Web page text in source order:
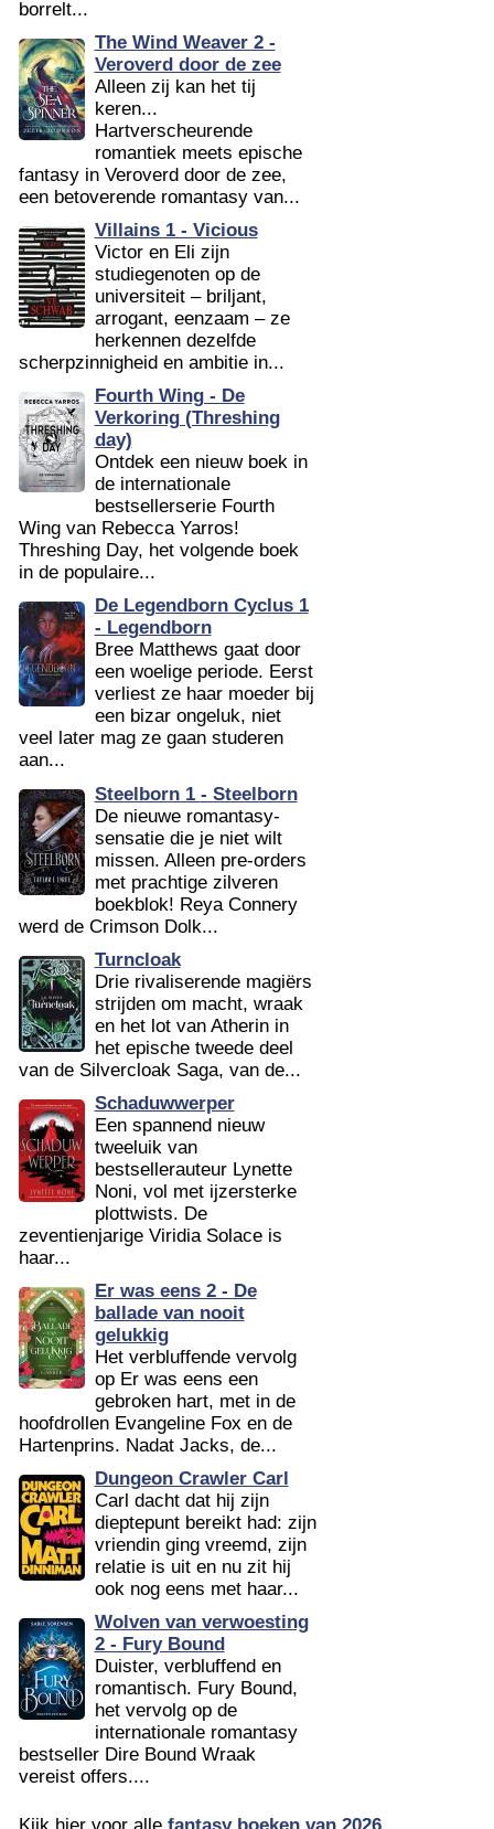
borrelt...
The Wind Weaver 2 -
Veroverd door de zee
Alleen zij kan het tij
keren...
Hartverscheurende
romantiek meets epische
fantasy in Veroverd door de zee,
een betoverende romantasy van...
Villains 1 - Vicious
Victor en Eli zijn
studiegenoten op de
universiteit – briljant,
arrogant, eenzaam – ze
herkennen dezelfde
scherpzinnigheid en ambitie in...
Fourth Wing - De
Verkoring (Threshing
day)
Ontdek een nieuw boek in
de internationale
bestsellerserie Fourth
Wing van Rebecca Yarros!
Threshing Day, het volgende boek
in de populaire...
De Legendborn Cyclus 1
- Legendborn
Bree Matthews gaat door
een woelige periode. Eerst
verliest ze haar moeder bij
een bizar ongeluk, niet
veel later mag ze gaan studeren
aan...
Steelborn 1 - Steelborn
De nieuwe romantasy-
sensatie die je niet wilt
missen. Alleen pre-orders
met prachtige zilveren
boekblok! Reya Connery
werd de Crimson Dolk...
Turncloak
Drie rivaliserende magiërs
strijden om macht, wraak
en het lot van Atherin in
het epische tweede deel
van de Silvercloak Saga, van de...
Schaduwwerper
Een spannend nieuw
tweeluik van
bestsellerauteur Lynette
Noni, vol met ijzersterke
plottwists. De
zeventienjarige Viridia Solace is
haar...
Er was eens 2 - De
ballade van nooit
gelukkig
Het verbluffende vervolg
op Er was eens een
gebroken hart, met in de
hoofdrollen Evangeline Fox en de
Hartenprins. Nadat Jacks, de...
Dungeon Crawler Carl
Carl dacht dat hij zijn
dieptepunt bereikt had: zijn
vriendin ging vreemd, zijn
relatie is uit en nu zit hij
ook nog eens met haar...
Wolven van verwoesting
2 - Fury Bound
Duister, verbluffend en
romantisch. Fury Bound,
het vervolg op de
internationale romantasy
bestseller Dire Bound Wraak
vereist offers....